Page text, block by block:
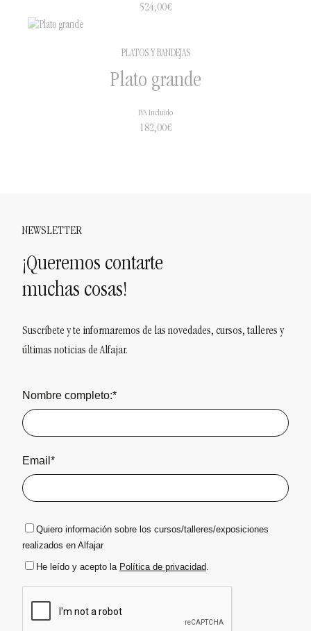
524,00€
PLATOS Y BANDEJAS
Plato grande
182,00€
IVA Incluido
NEWSLETTER
¡Queremos contarte
muchas cosas!
Suscríbete y te informaremos de las novedades, cursos, talleres y
últimas noticias de Alfajar.
Nombre completo:*
Email*
Quiero información sobre los cursos/talleres/exposiciones
realizados en Alfajar
He leído y acepto la Política de privacidad